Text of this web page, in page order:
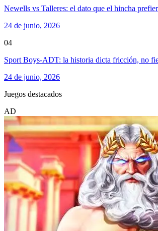
Newells vs Talleres: el dato que el hincha
24 de junio, 2026
04
Sport Boys-ADT: la historia dicta fricción, no
24 de junio, 2026
Juegos destacados
AD